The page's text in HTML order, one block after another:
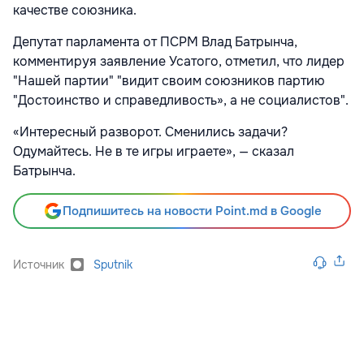
качестве союзника.
Депутат парламента от ПСРМ Влад Батрынча,
комментируя заявление Усатого, отметил, что лидер
"Нашей партии" "видит своим союзников партию
"Достоинство и справедливость», а не социалистов".
«Интересный разворот. Сменились задачи?
Одумайтесь. Не в те игры играете», — сказал
Батрынча.
Подпишитесь на новости Point.md в Google
Источник Sputnik